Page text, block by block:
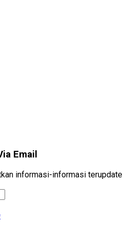
Email
informasi-informasi terupdate